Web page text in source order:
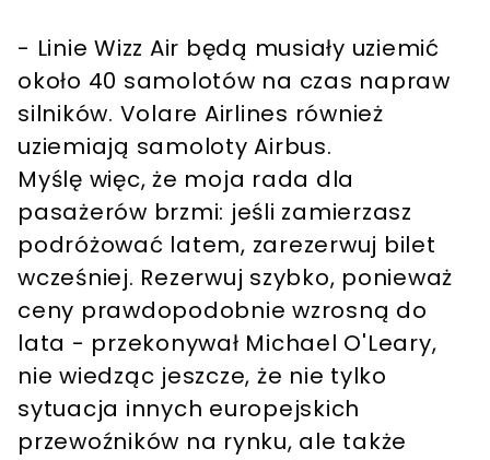
- Linie Wizz Air będą musiały uziemić
około 40 samolotów na czas napraw
silników. Volare Airlines również
uziemiają samoloty Airbus.
Myślę więc, że moja rada dla
pasażerów brzmi: jeśli zamierzasz
podróżować latem, zarezerwuj bilet
wcześniej. Rezerwuj szybko, ponieważ
ceny prawdopodobnie wzrosną do
lata - przekonywał Michael O'Leary,
nie wiedząc jeszcze, że nie tylko
sytuacja innych europejskich
przewoźników na rynku, ale także